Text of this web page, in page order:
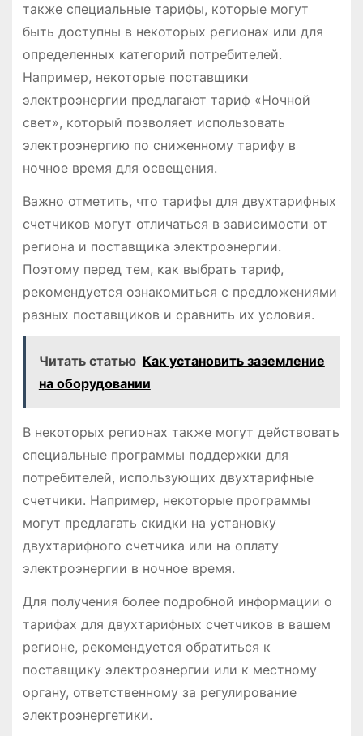
также специальные тарифы, которые могут
быть доступны в некоторых регионах или для
определенных категорий потребителей.
Например, некоторые поставщики
электроэнергии предлагают тариф «Ночной
свет», который позволяет использовать
электроэнергию по сниженному тарифу в
ночное время для освещения.
Важно отметить, что тарифы для двухтарифных
счетчиков могут отличаться в зависимости от
региона и поставщика электроэнергии.
Поэтому перед тем, как выбрать тариф,
рекомендуется ознакомиться с предложениями
разных поставщиков и сравнить их условия.
Читать статью Как установить заземление
на оборудовании
В некоторых регионах также могут действовать
специальные программы поддержки для
потребителей, использующих двухтарифные
счетчики. Например, некоторые программы
могут предлагать скидки на установку
двухтарифного счетчика или на оплату
электроэнергии в ночное время.
Для получения более подробной информации о
тарифах для двухтарифных счетчиков в вашем
регионе, рекомендуется обратиться к
поставщику электроэнергии или к местному
органу, ответственному за регулирование
электроэнергетики.